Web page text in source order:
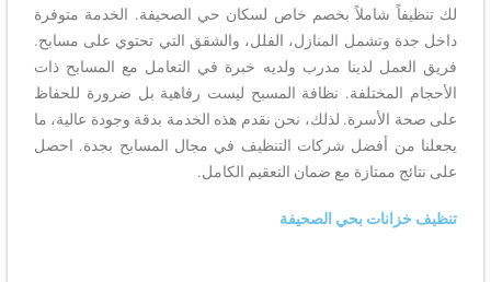
لك تنظيفاً شاملاً بخصم خاص لسكان حي الصحيفة. الخدمة متوفرة
داخل جدة وتشمل المنازل، الفلل، والشقق التي تحتوي على مسابح.
فريق العمل لدينا مدرب ولديه خبرة في التعامل مع المسابح ذات
الأحجام المختلفة. نظافة المسبح ليست رفاهية بل ضرورة للحفاظ
على صحة الأسرة. لذلك، نحن نقدم هذه الخدمة بدقة وجودة عالية، ما
يجعلنا من أفضل شركات التنظيف في مجال المسابح بجدة. احصل
على نتائج ممتازة مع ضمان التعقيم الكامل.
تنظيف خزانات بحي الصحيفة